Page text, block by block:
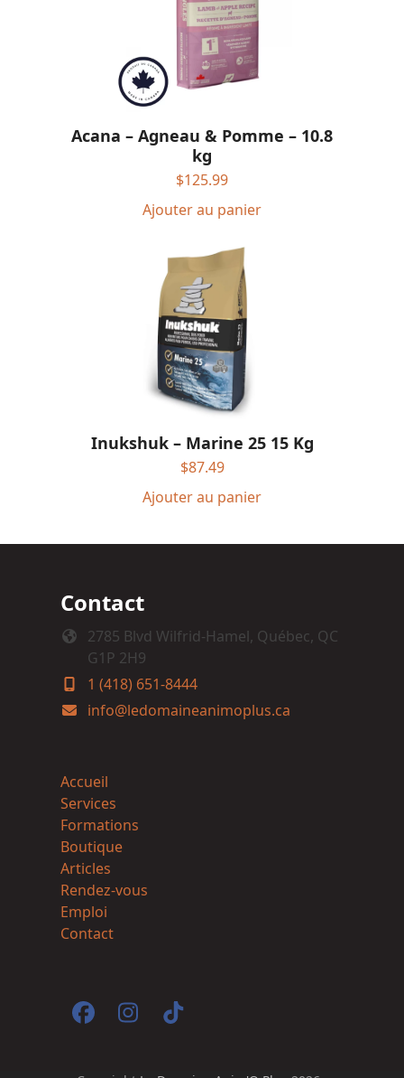
Acana – Agneau & Pomme – 10.8
kg
$125.99
Ajouter au panier
Inukshuk – Marine 25 15 Kg
$87.49
Ajouter au panier
Contact
2785 Blvd Wilfrid-Hamel, Québec, QC
G1P 2H9
1 (418) 651-8444
info@ledomaineanimoplus.ca
Accueil
Services
Formations
Boutique
Articles
Rendez-vous
Emploi
Contact
Facebook
Instagram
Tiktok